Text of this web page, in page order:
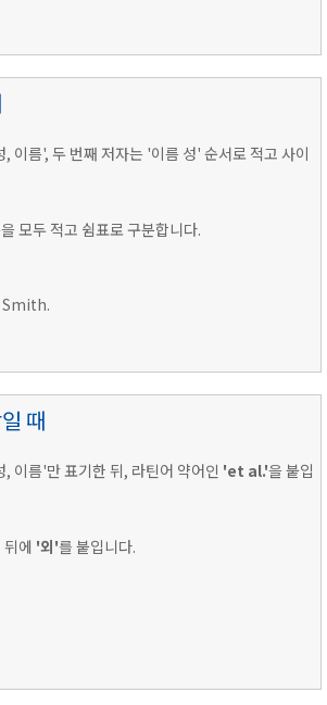
, 이름', 두 번째 저자는 '이름 성' 순서로 적고 사이
모두 적고 쉼표로 구분합니다.
때
, 이름'만 표기한 뒤, 라틴어 약어인 'et al.'을 붙입
에 '외'를 붙입니다.